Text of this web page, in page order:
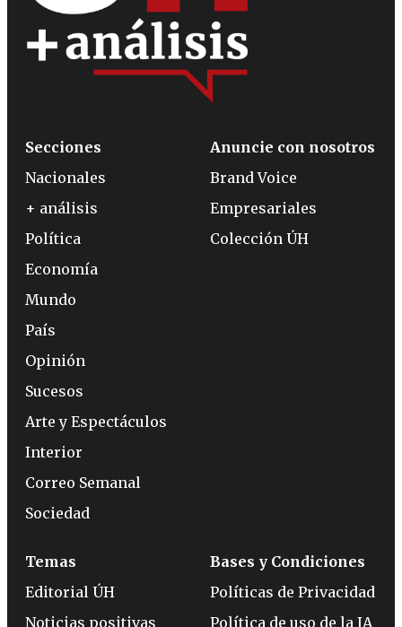
Secciones
Nacionales
+ análisis
Política
Economía
Mundo
País
Opinión
Sucesos
Arte y Espectáculos
Interior
Correo Semanal
Sociedad
Anuncie con nosotros
Brand Voice
Empresariales
Colección ÚH
Temas
Editorial ÚH
Noticias positivas
Bases y Condiciones
Políticas de Privacidad
Política de uso de la IA